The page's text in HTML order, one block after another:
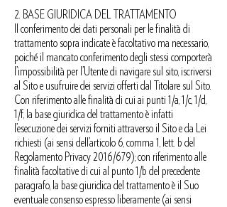
2. BASE GIURIDICA DEL TRATTAMENTO
Il conferimento dei dati personali per le finalità di
trattamento sopra indicate è facoltativo ma necessario,
poiché il mancato conferimento degli stessi comporterà
l’impossibilità per l’Utente di navigare sul sito, iscriversi
al Sito e usufruire dei servizi offerti dal Titolare sul Sito.
Con riferimento alle finalità di cui ai punti 1/a, 1/c, 1/d,
1/f, la base giuridica del trattamento è infatti
l’esecuzione dei servizi forniti attraverso il Sito e da Lei
richiesti (ai sensi dell’articolo 6, comma 1, lett. b del
Regolamento Privacy 2016/679); con riferimento alle
finalità facoltative di cui al punto 1/b del precedente
paragrafo, la base giuridica del trattamento è il Suo
eventuale consenso espresso liberamente (ai sensi